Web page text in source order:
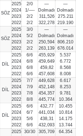
SÖZ
2025
2024
2023
2022
2/0
1/—-
2/2
2/2
—
Dolmadı
311,526
322,278
—
Dolmadı
275.211
219.190
SÖZ
2025
2024
2023
2022
3/0
5/2
2/2
2/2
—
Dolmadı
250,594
263,139
—
Dolmadı
806.210
676.014
DİL
2025
2024
2023
2022
6/6
6/8
6/8
6/6
455,929
459,649
459,82
457,608
5.537
6.772
8.568
8.008
DİL
2025
2024
2023
2022
7/7
7/9
7/8
8/8
449,628
452,148
454,357
445,774
6.617
8.253
9.781
10.364
DİL
2025
2024
2023
2022
6/6
6/7
5/6
6/6
432,77
441,034
438,31
432,093
10.455
10.814
14.175
13.744
2025 30/30
305,709
64.354